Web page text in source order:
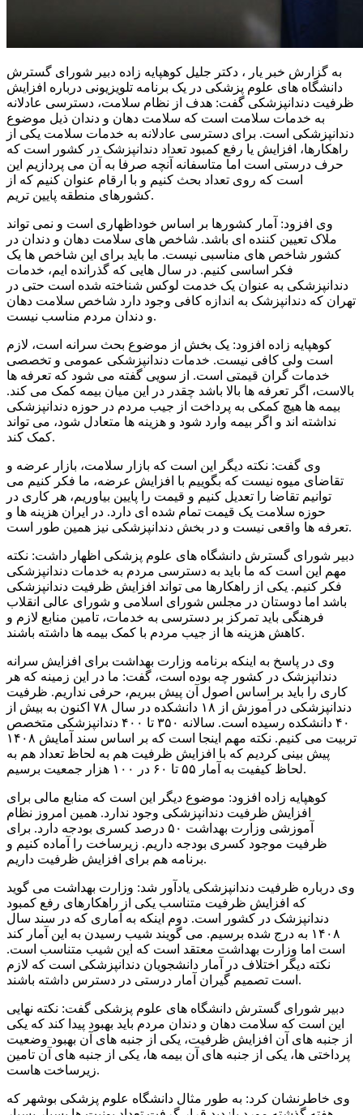
به گزارش خبر یار ، دکتر جلیل کوهپایه زاده دبیر شورای گسترش
دانشگاه های علوم پزشکی در یک برنامه تلویزیونی درباره افزایش
ظرفیت دندانپزشکی گفت: هدف از نظام سلامت، دسترسی عادلانه
به خدمات سلامت است که سلامت دهان و دندان ذیل موضوع
دندانپزشکی است. برای دسترسی عادلانه به خدمات سلامت یکی از
راهکارها، افزایش یا رفع کمبود تعداد دندانپزشک در کشور است که
حرف درستی است اما متاسفانه آنچه صرفا به آن می پردازیم این
است که روی تعداد بحث کنیم و با ارقام عنوان کنیم که از
کشورهای منطقه پایین تریم.
وی افزود: آمار کشورها بر اساس خوداظهاری است و نمی تواند
ملاک تعیین کننده ای باشد. شاخص های سلامت دهان و دندان در
کشور شاخص های مناسبی نیست. ما باید برای این شاخص ها یک
فکر اساسی کنیم. در سال هایی که گذرانده ایم، خدمات
دندانپزشکی به عنوان یک خدمت لوکس شناخته شده است حتی در
تهران که دندانپزشک به اندازه کافی وجود دارد شاخص سلامت دهان
و دندان مردم مناسب نیست.
کوهپایه زاده افزود: یک بخش از موضوع بحث سرانه است، لازم
است ولی کافی نیست. خدمات دندانپزشکی عمومی و تخصصی
خدمات گران قیمتی است. از سویی گفته می شود که تعرفه ها
بالاست، اگر تعرفه ها بالا باشد چقدر در این میان بیمه کمک می کند.
بیمه ها هیچ کمکی به پرداخت از جیب مردم در حوزه دندانپزشکی
نداشته اند و اگر بیمه وارد شود و هزینه ها متعادل شود، می تواند
کمک کند.
وی گفت: نکته دیگر این است که بازار سلامت، بازار عرضه و
تقاضای میوه نیست که بگوییم با افزایش عرضه، ما فکر کنیم می
توانیم تقاضا را تعدیل کنیم و قیمت را پایین بیاوریم، هر کاری در
حوزه سلامت یک قیمت تمام شده ای دارد. در ایران هزینه ها و
تعرفه ها واقعی نیست و در بخش دندانپزشکی نیز همین طور است.
دبیر شورای گسترش دانشگاه های علوم پزشکی اظهار داشت: نکته
مهم این است که ما باید به دسترسی مردم به خدمات دندانپزشکی
فکر کنیم. یکی از راهکارها می تواند افزایش ظرفیت دندانپزشکی
باشد اما دوستان در مجلس شورای اسلامی و شورای عالی انقلاب
فرهنگی باید تمرکز بر دسترسی به خدمات، تامین منابع لازم و
کاهش هزینه ها از جیب مردم با کمک بیمه ها داشته باشند.
وی در پاسخ به اینکه برنامه وزارت بهداشت برای افزایش سرانه
دندانپزشک در کشور چه بوده است، گفت: ما در این زمینه که هر
کاری را باید بر اساس اصول آن پیش ببریم، حرفی نداریم. ظرفیت
دندانپزشکی در آموزش از ۱۸ دانشکده در سال ۷۸ اکنون به بیش از
۴۰ دانشکده رسیده است. سالانه ۳۵۰ تا ۴۰۰ دندانپزشکی متخصص
تربیت می کنیم. نکته مهم اینجا است که بر اساس سند آمایش ۱۴۰۸
پیش بینی کردیم که با افزایش ظرفیت هم به لحاظ تعداد هم به
لحاظ کیفیت به آمار ۵۵ تا ۶۰ در ۱۰۰ هزار جمعیت برسیم.
کوهپایه زاده افزود: موضوع دیگر این است که منابع مالی برای
افزایش ظرفیت دندانپزشکی وجود ندارد. همین امروز نظام
آموزشی وزارت بهداشت ۵۰ درصد کسری بودجه دارد. برای
ظرفیت موجود کسری بودجه داریم. زیرساخت را آماده کنیم و
برنامه هم برای افزایش ظرفیت داریم.
وی درباره ظرفیت دندانپزشکی یادآور شد: وزارت بهداشت می گوید
که افزایش ظرفیت متناسب یکی از راهکارهای رفع کمبود
دندانپزشک در کشور است. دوم اینکه به آماری که در سند سال
۱۴۰۸ به درج شده برسیم. می گویند شیب رسیدن به این آمار کند
است اما وزارت بهداشت معتقد است که این شیب متناسب است.
نکته دیگر اختلاف در آمار دانشجویان دندانپزشکی است که لازم
است تصمیم گیران آمار درستی در دسترس داشته باشند.
دبیر شورای گسترش دانشگاه های علوم پزشکی گفت: نکته نهایی
این است که سلامت دهان و دندان مردم باید بهبود پیدا کند که یکی
از جنبه های آن افزایش ظرفیت، یکی از جنبه های آن بهبود وضعیت
پرداختی ها، یکی از جنبه های آن بیمه ها، یکی از جنبه های آن تامین
زیرساخت هاست.
وی خاطرنشان کرد: به طور مثال دانشگاه علوم پزشکی بوشهر که